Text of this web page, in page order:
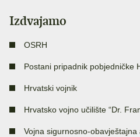
Izdvajamo
OSRH
Postani pripadnik pobjedničke
Hrvatski vojnik
Hrvatsko vojno učilište “Dr.
Vojna sigurnosno-obavještajna